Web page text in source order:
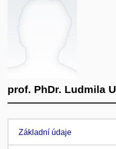
prof. PhDr. Ludmila
Základní údaje